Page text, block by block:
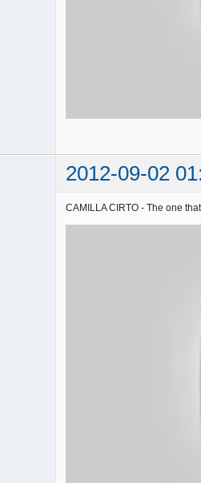
2012-09-02
CAMILLA CIRTO - The one